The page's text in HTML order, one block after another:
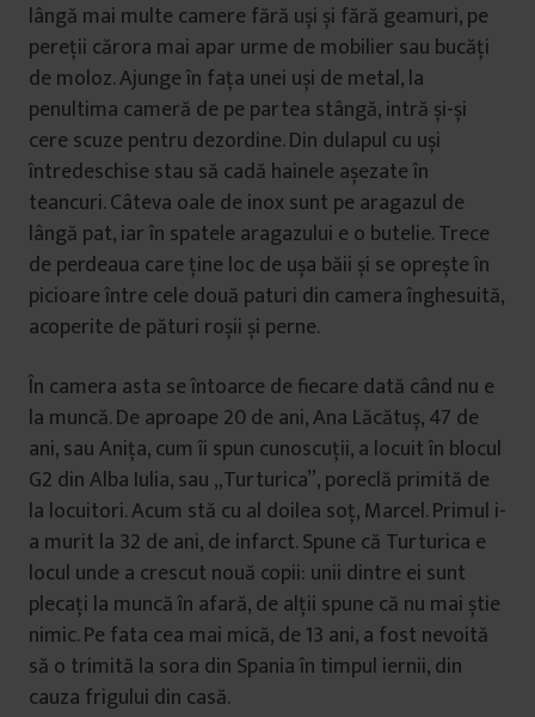
lângă mai multe camere fără uși și fără geamuri, pe
pereții cărora mai apar urme de mobilier sau bucăți
de moloz. Ajunge în fața unei uși de metal, la
penultima cameră de pe partea stângă, intră și-și
cere scuze pentru dezordine. Din dulapul cu uși
întredeschise stau să cadă hainele așezate în
teancuri. Câteva oale de inox sunt pe aragazul de
lângă pat, iar în spatele aragazului e o butelie. Trece
de perdeaua care ține loc de ușa băii și se oprește în
picioare între cele două paturi din camera înghesuită,
acoperite de pături roșii și perne.
În camera asta se întoarce de fiecare dată când nu e
la muncă. De aproape 20 de ani, Ana Lăcătuș, 47 de
ani, sau Anița, cum îi spun cunoscuții, a locuit în blocul
G2 din Alba Iulia, sau „Turturica”, poreclă primită de
la locuitori. Acum stă cu al doilea soț, Marcel. Primul i-
a murit la 32 de ani, de infarct. Spune că Turturica e
locul unde a crescut nouă copii: unii dintre ei sunt
plecați la muncă în afară, de alții spune că nu mai știe
nimic. Pe fata cea mai mică, de 13 ani, a fost nevoită
să o trimită la sora din Spania în timpul iernii, din
cauza frigului din casă.